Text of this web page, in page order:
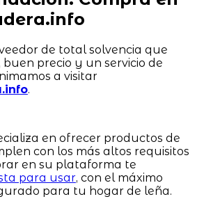
de total solvencia que
precio y un servicio de
a visitar
.
en ofrecer productos de
con los más altos requisitos
en su plataforma te
para usar, con el máximo
para tu hogar de leña.